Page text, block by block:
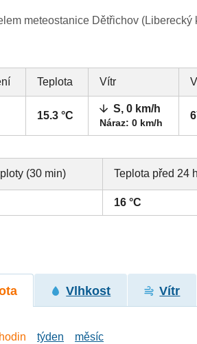
meteostanice Dětřichov
Teplota Vítr
15.3 °C
S, 0 km/h
Náraz: 0 km/h
(30 min) Teplota před 24
16 °C
Vlhkost Vítr
týden měsíc